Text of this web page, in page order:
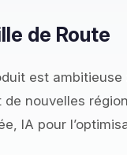
de Route
est
nouvelles
IA pour